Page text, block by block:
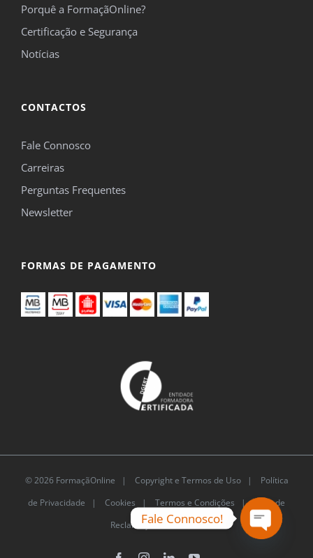
Porquê a FormaçãOnline?
Certificação e Segurança
Notícias
CONTACTOS
Fale Connosco
Carreiras
Perguntas Frequentes
Newsletter
FORMAS DE PAGAMENTO
© 2026 FormaçãOnline | Copyright e Termos de Uso|
Política
de Privacidade | Cookies | Termos e Condições |Livro de
Reclamações Eletrónico
Fale Connosco!